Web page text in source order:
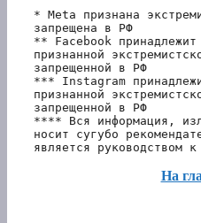
* Meta признана
запрещена в РФ
** Facebook
признанной
запрещенной в РФ
*** Instagram
признанной
запрещенной в РФ
**** Вся информация,
носит сугубо
является руководством
На